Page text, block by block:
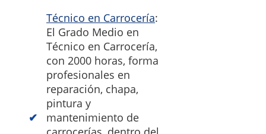
Técnico en Carrocería:
El Grado Medio en
Técnico en Carrocería,
con 2000 horas, forma
profesionales en
reparación, chapa,
pintura y
mantenimiento de